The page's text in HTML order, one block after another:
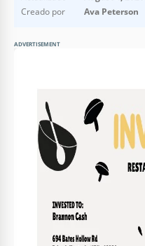
Creado por
Ava Peterson
ADVERTISEMENT